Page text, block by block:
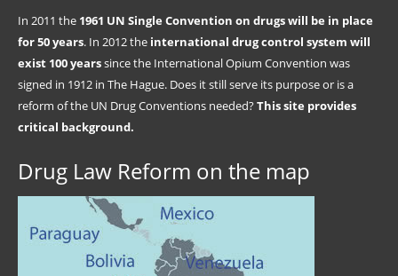
In 2011 the 1961 UN Single Convention on drugs will be in place
for 50 years. In 2012 the international drug control system will
exist 100 yearssince the International Opium Convention was
signed in 1912 in The Hague. Does it still serve its purpose or is a
reform of the UN Drug Conventions needed?This site provides
critical background.
Drug Law Reform on the map